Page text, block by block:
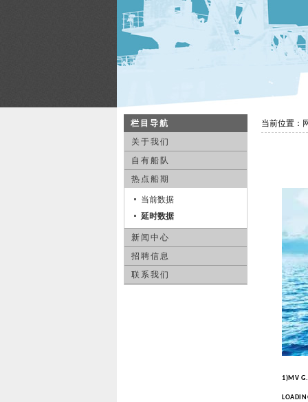
栏目导航
关于我们
自有船队
热点船期
当前数据
延时数据
新闻中心
招聘信息
联系我们
当前位置：
1)MV